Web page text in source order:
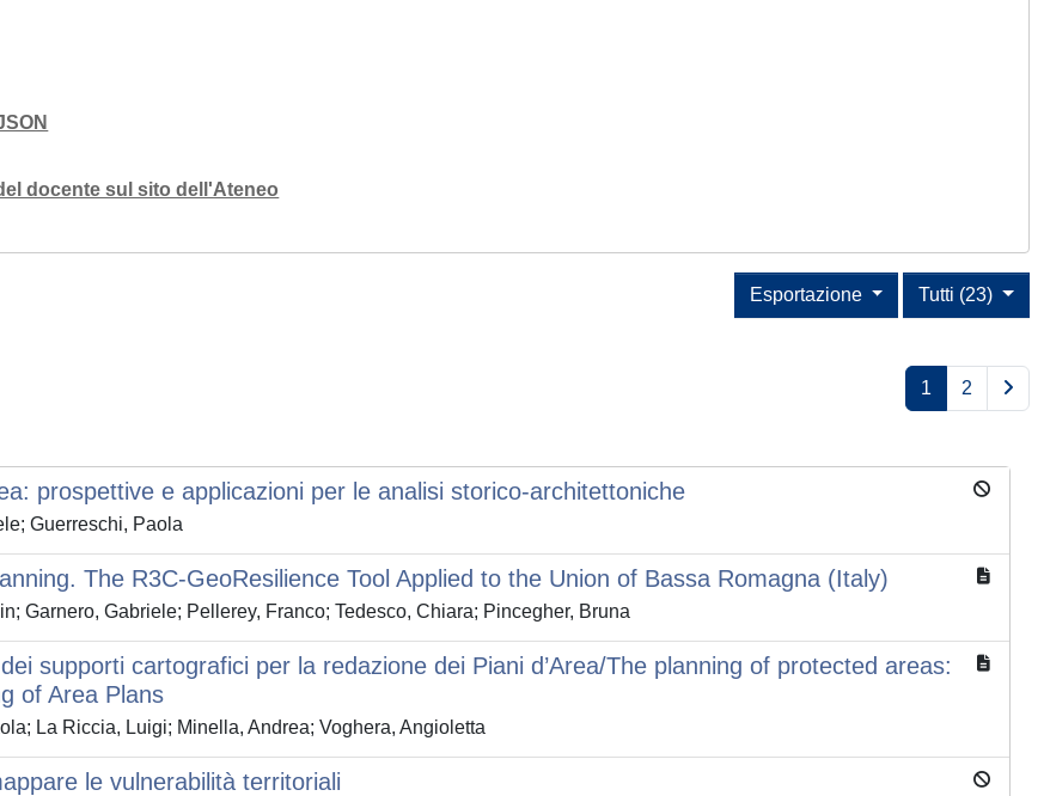
docente sul sito dell'Ateneo
Tutti (23)
Esportazione
1 2
prospettive e applicazioni per le analisi storico-architettoniche
Guerreschi, Paola
The R3C-GeoResilience Tool Applied to the Union of Bassa Romagna (Italy)
Garnero, Gabriele; Pellerey, Franco; Tedesco, Chiara; Pincegher, Bruna
supporti cartografici per la redazione dei Piani d’Area/The planning of protected areas:
of Area Plans
La Riccia, Luigi; Minella, Andrea; Voghera, Angioletta
le vulnerabilità territoriali